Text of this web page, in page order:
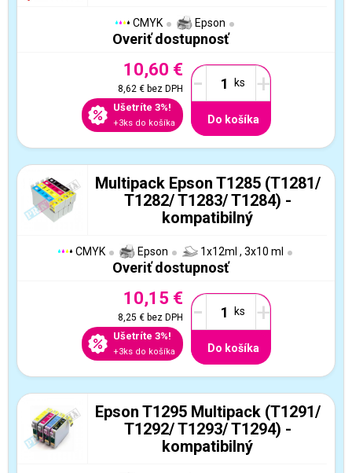
CMYK Epson
Overiť dostupnosť
10,60 €
8,62 €bez DPH
Ušetríte 3%!
+3ks do košíka
- +
Do košíka
Multipack Epson T1285 (T1281/
T1282/ T1283/ T1284) -
kompatibilný
CMYK Epson 1x12ml , 3x10 ml
Overiť dostupnosť
10,15 €
8,25 €bez DPH
Ušetríte 3%!
+3ks do košíka
- +
Do košíka
Epson T1295 Multipack (T1291/
T1292/ T1293/ T1294) -
kompatibilný